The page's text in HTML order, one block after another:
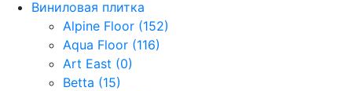
Виниловая плитка
Alpine Floor (152)
Aqua Floor (116)
Art East (0)
Betta (15)